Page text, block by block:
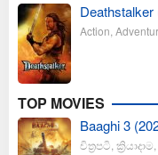
Action
TOP MOVIES
Baaghi 3
චිත්‍රපටි ක්‍රියාදාම